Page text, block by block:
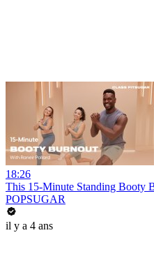
18:26
This 15-Minute Standing Booty
POPSUGAR
il y a 4 ans